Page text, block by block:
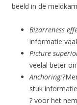
beeld in de
Bizarreness
informatie
Picture
veelal beter
Anchoring:
stuk
? voor het